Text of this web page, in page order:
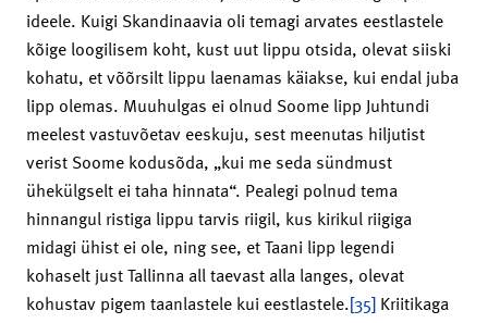
ideele. Kuigi Skandinaavia oli temagi arvates eestlastele
kõige loogilisem koht, kust uut lippu otsida, olevat siiski
kohatu, et võõrsilt lippu laenamas käiakse, kui endal juba
lipp olemas. Muuhulgas ei olnud Soome lipp Juhtundi
meelest vastuvõetav eeskuju, sest meenutas hiljutist
verist Soome kodusõda, „kui me seda sündmust
ühekülgselt ei taha hinnata“. Pealegi polnud tema
hinnangul ristiga lippu tarvis riigil, kus kirikul riigiga
midagi ühist ei ole, ning see, et Taani lipp legendi
kohaselt just Tallinna all taevast alla langes, olevat
kohustav pigem taanlastele kui eestlastele.[35] Kriitikaga